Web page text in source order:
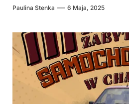
Paulina Stenka 6 Maja, 2025